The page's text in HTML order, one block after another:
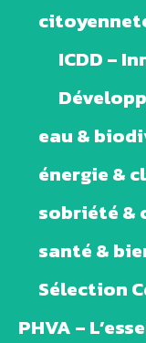
ICDD –
eau &
énergie &
sobriété &
santé &
Sélection
PHVA –